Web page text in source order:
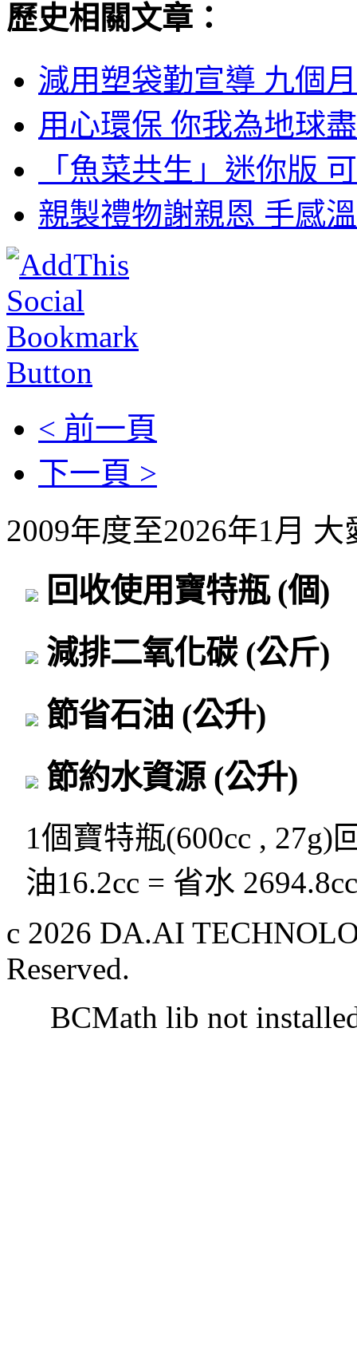
歷史相關文章：
減用塑袋勤宣導 九個
用心環保 你我為地球
「魚菜共生」迷你版
親製禮物謝親恩 手感
< 前一頁
下一頁 >
2009年度至2026年1月
回收使用寶特瓶 (個)
減排二氧化碳 (公斤)
節省石油 (公升)
節約水資源 (公升)
1個寶特瓶(600cc , 27g)
油16.2cc = 省水
c 2026 DA.AI
Reserved.
BCMath lib not